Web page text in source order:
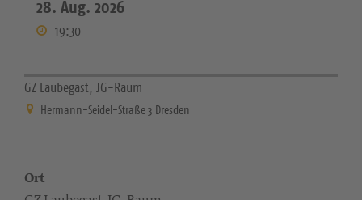
28. Aug. 2026
19:30
GZ Laubegast, JG-Raum
Hermann-Seidel-Straße 3 Dresden
Ort